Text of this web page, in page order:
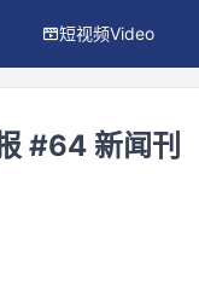
短视频Video
#64 新闻刊